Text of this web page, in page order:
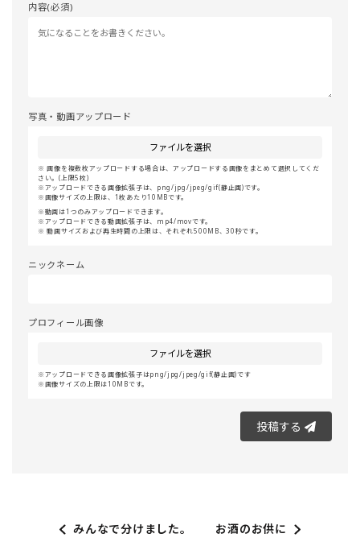
内容(必須)
写真・動画アップロード
ファイルを選択
画像を複数枚アップロードする場合は、アップロードする画像をまとめて選択してくだ
さい。(上限5枚)
アップロードできる画像拡張子は、png/jpg/jpeg/gif(静止画)です。
画像サイズの上限は、1枚あたり10MBです。
動画は1つのみアップロードできます。
アップロードできる動画拡張子は、mp4/movです。
動画サイズおよび再生時間の上限は、それぞれ500MB、30秒です。
ニックネーム
プロフィール画像
ファイルを選択
アップロードできる画像拡張子はpng/jpg/jpeg/gif(静止画)です
画像サイズの上限は10MBです。
投稿する
みんなで分けました。 お酒のお供に